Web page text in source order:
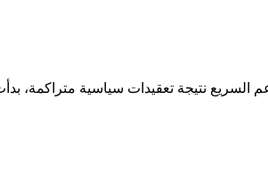
25 أبريل 2023م، بين الجيش السوداني وقوات الدعم السريع نتيجة تعقيدات